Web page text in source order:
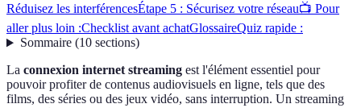
Réduisez les interférencesÉtape 5 : Sécurisez votre réseau📺 Pour
aller plus loin :Checklist avant achatGlossaireQuiz rapide :
Sommaire(10 sections)
La connexion internet streaming est l'élément essentiel pour
pouvoir profiter de contenus audiovisuels en ligne, tels que des
films, des séries ou des jeux vidéo, sans interruption. Un streaming